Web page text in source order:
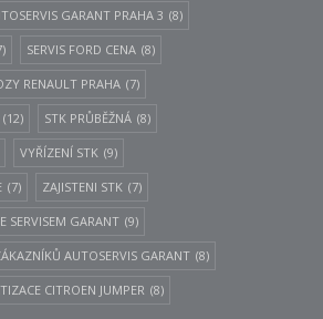
GARANT PRAHA 3 (8)
SERVIS FORD CENA (8)
RENAULT PRAHA (7)
(12) STK PRŮBĚŽNÁ (8)
VYŘÍZENÍ STK (9)
(7) ZAJISTENI STK (7)
SERVISEM GARANT (9)
AUTOSERVIS GARANT (8)
CITROEN JUMPER (8)